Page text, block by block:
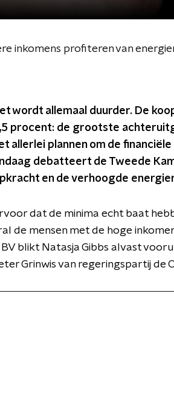
inkomens profiteren van
wordt allemaal duurder. De
procent: de grootste
allerlei plannen om de financiële
debatteert de Tweede
en de verhoogde
dat de minima echt baat
de mensen met de hoge
blikt Natasja Gibbs alvast
Grinwis van regeringspartij de